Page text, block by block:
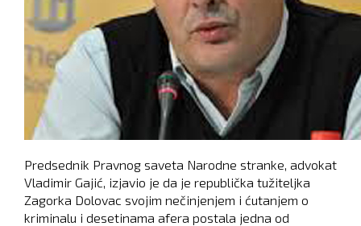
Predsednik Pravnog saveta Narodne stranke, advokat
Vladimir Gajić, izjavio je da je republička tužiteljka
Zagorka Dolovac svojim nečinjenjem i ćutanjem o
kriminalu i desetinama afera postala jedna od